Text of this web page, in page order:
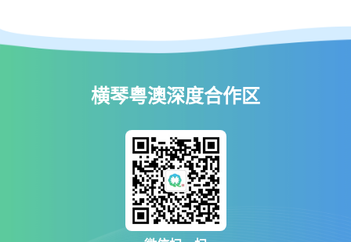
横琴粤澳深度合作区